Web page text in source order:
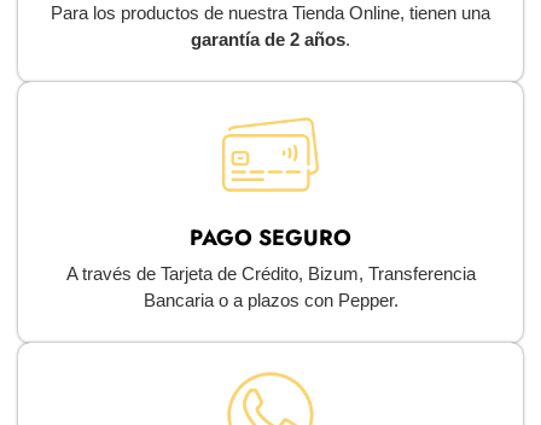
Para los productos de nuestra Tienda Online, tienen una
garantía de 2 años.
PAGO SEGURO
A través de Tarjeta de Crédito, Bizum, Transferencia
Bancaria o a plazos con Pepper.